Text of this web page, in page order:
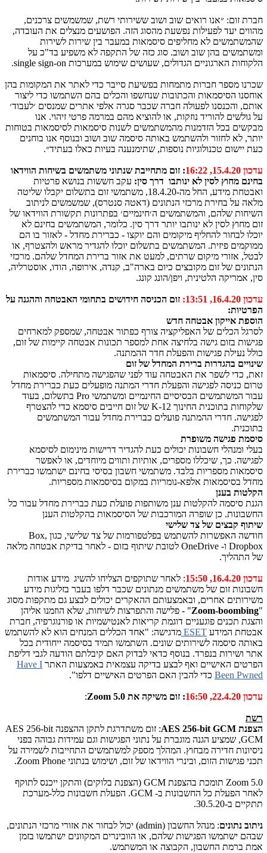
חברת זום: ״אנו רואים שוב ושוב ששירותי רשת, שמשמשים צרכנים,
מהווים יעד לפעילות נפשעת מהסוג הזה. הפושעים מנצלים את העובדה,
שהמשתמשים לא מחליפים סיסמאות במעבר בין שירות לשירות
ומשתמשים בהן שוב ושוב. סוג כזה של התקפה לא משפיע בד"כ על
הלקוחות הארגוניים הגדולים, שעושים שימוש במערכות single sign-on
.
שכרנו מספר חברות מתמחות בפשיעת סייבר כדי לאתר את המקומות בהן
אוחסנו הסיסמאות והכתובות שנחשפו והכלים בהם השתמשו כדי ליצור
אותם, והכנסנו לפעולה חברה שכבר סגרה אלפי אתרים שמנסים ׳לעבוד׳
על גולשים להוריד נוזקות, או להוציא מהם במרמה פרטי זיהוי. אנו
מבקשים בכל הזדמנות מהמשתמשים לשנות סיסמאות לסיסמאות בטוחות
יותר, לא לחזור ולהשתמש באותה סיסמה שוב ושוב ובנוסף אנו בוחנים
כעת יישום טכנולוגיות נוספות, שתימנענה בעיות כאלו בעתיד״.
עדכון 15.4.20, 16:22 : זום מתחייבת שנתוני משתמשים בשיחות הווידאו
בחינם מחוץ לסין לא ינותבו דרך סין: עקב חששות בנושא פרטיות
ואבטחת מידע, החל מה-18.4.20, משתמשי זום בתשלום יקבלו שליטה
מלאה על בחירת מרכזי הנתונים (דאטה סנטרס), שמשמשים לניתוב
השיחות שלהם, והמשתמשים ה׳חינמיים׳ בפתרונות תקשורת הווידאו של
זום מחוץ לסין לא ינותבו יותר דרך סין. כלומר, המשתמשים בחינם לא
יוכלו לבחור להחליף מיקומים והם יוקצו - כברירת מחדל - לאזור בו הם
ממוקמים פיזית. המשתמשים בתשלום יוכלו להגדיר מראש ולהצטרף, או
לבטל, אזורי מיקום שרתים, למעט את אזור ברירת המחדל שלהם. מרכזי
הנתונים של זום מקובצים כיום בארה"ב, קנדה, אירופה, הודו, אוסטרליה,
סין, אמריקה הלטינית, ויפן/הונג קונג.
עדכון 16.4.20, 13:51:
זום הכניסה חידושים בתחומי האבטחה וההגנה על
הפרטיות:
הוספת אייקון אבטחה חדש
לסרגל הכלים של האפליקציה צורף כפתור אבטחה, שמספק למארחים
פגישות בזום גישה בלחיצה אחת למספר תכונות אבטחה קיימות של זום,
כולל נעילת פגישות והפעלת חדר ההמתנה.
שינויים בהגדרות ברירת המחדל של זום
זאת, כדי לשפר את האבטחה עוד לפני שהפגישה מתחילה. סיסמאות
טרום כניסה לפגישה והפעלת חדרי המתנה מופעלים כעת כברירת מחדל
עבור המשתמשים הבסיסיים החינמיים ומשתמשי Pro בתשלום, בעוד
שלקוחות בתוכנית החינוך K-12 של זום חייבים סיסמא כדי להצטרף
לפגישה. חדרי ההמתנה פועלים כברירת מחדל עבור המשתמשים
בתוכנית.
סיסמת פגישה משופרת
בעלי ומנהלי חשבונות יכולים כעת להגדיר דרישות מינימום לסיסמא
לפגישה. כך, שיכללו מספרים, אותיות ותווים מיוחדים, או לאפשר
סיסמאות מספריות בלבד. משתמשי חשבון בסיסי בחינם ישתמשו כברירת
מחדל בסיסמאות אלפא-נומריות במקום בסיסמאות מספריות.
הקלטות בענן
הגנת סיסמה להקלטות ענן משותפות פועלת כעת כברירת מחדל עבור כל
החשבונות. כן שופרה המורכבות של הסיסמאות בהקלטות הענן
שיתוף קבצים של צד שלישי
חודשה האפשרות להשתמש בפלטפורמות של צד שלישי, כגון Box,
Dropbox ו- OneDrive לטובת שיתוף בזום - לאחר בדיקת אבטחה מלאה
של התהליך.
עדכון 16.4.20, 15:50
: לאחר שתוקפים הצליחו להשיג מידע אודות
חשבונות זום של משתמשים מנתונים שכבר דלפו בעבר בזליגות מידע
משירותים אחרים, ובאמצעותם ההאקרים יכולים לבצע גם מתקפות מסוג
"
Zoom-boombing" - פלישה והתפרצות לשיחות, שלא הוזמנו אליהן
והצגת תכנים פוגעניים דוגמת קריאות לאנטישמיות או פורנוגרפיה, חברת
אבטחת המידע ESET מדגישה: "אחד הכללים המנחים הוא לא להשתמש
באותה סיסמה לשירותים שונים. השתמשו תמיד בסיסמה ייחודית בכל
אתר ושירות בנפרד. בנוסף כדאי לבדוק האם קיבלתם הודעה לגבי דליפת
הפרטים האישיים ואף לבצע בדיקה עצמאית באמצעות האתר Have I
Been Pwned כדי להבין האם הפרטים האישיים דלפו".
עדכון 22.4.20, 16:50 : זום משיקה את Zoom 5.0
:
רשת
הצפנת AES 256-bit GCM: זום משתדרגת לתקן ההצפנה AES 256-bit
GCM, שמציע הגנה מוגברת על נתוני הפגישות וגם עמידות גבוהה בפני
ניסיונות חדירה מבחוץ. המהלך מספק למשתמשים התחייבות לשמירה על
תכני פגישות הזום, ובינרי הווידאו של זום, ושימוש בנתוני Zoom Phone
.
Zoom 5.0 תומכת בהצפנת GCM (הצפנת בלוקים) והתקן ייכנס לתוקף
לאחר הפעלת כל החשבונות ב- GCM. הפעלת חשבונות כלל-מערכת
תתקיים ב-30.5.20
.
ניתוב נתונים: מנהל החשבון (admin) יכול לבחור את אזורי מרכזי הנתונים,
שבהם ישתמשו הפגישות שלהם, או הוובינרים המקוונים ישתמשו בזמן
אמת ברמת החשבון, הקבוצה או המשתמש.